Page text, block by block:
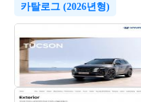
카탈로그 (2026년형)